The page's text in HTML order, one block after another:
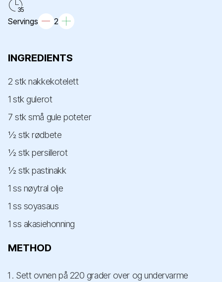
35
Servings 2
INGREDIENTS
2 stk nakkekotelett
1 stk gulerot
7 stk små gule poteter
½ stk rødbete
½ stk persillerot
½ stk pastinakk
1 ss nøytral olje
1 ss soyasaus
1 ss akasiehonning
METHOD
Sett ovnen på 220 grader over og undervarme